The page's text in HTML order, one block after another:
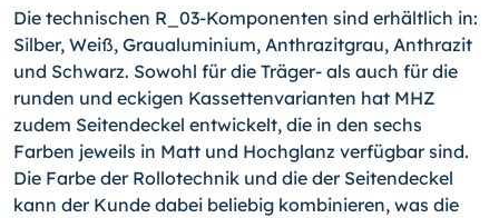
Die technischen R_03-Komponenten sind erhältlich in:
Silber, Weiß, Graualuminium, Anthrazitgrau, Anthrazit
und Schwarz. Sowohl für die Träger- als auch für die
runden und eckigen Kassettenvarianten hat MHZ
zudem Seitendeckel entwickelt, die in den sechs
Farben jeweils in Matt und Hochglanz verfügbar sind.
Die Farbe der Rollotechnik und die der Seitendeckel
kann der Kunde dabei beliebig kombinieren, was die